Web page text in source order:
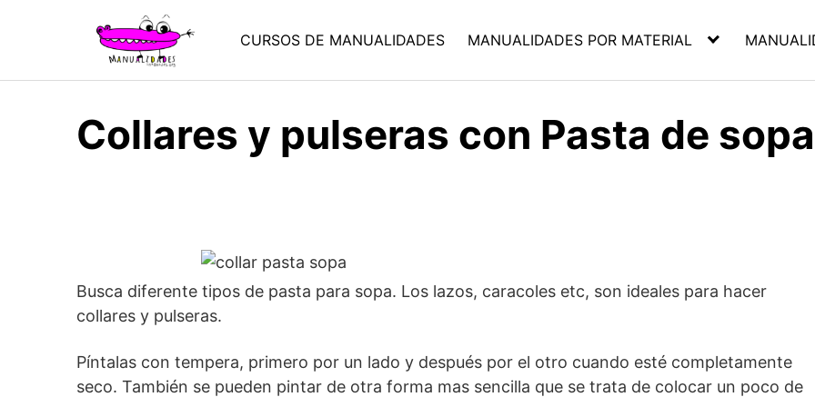
CURSOS DE MANUALIDADES MANUALIDADES POR MATERIAL
Collares y pulseras con Pasta de sopa
Busca diferente tipos de pasta para sopa. Los lazos, caracoles etc, son ideales para hacer
collares y pulseras.
Píntalas con tempera, primero por un lado y después por el otro cuando esté completamente
seco. También se pueden pintar de otra forma mas sencilla que se trata de colocar un poco de